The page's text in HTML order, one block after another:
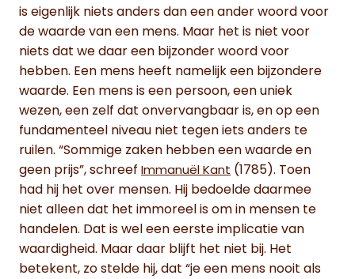
is eigenlijk niets anders dan een ander woord voor
de waarde van een mens. Maar het is niet voor
niets dat we daar een bijzonder woord voor
hebben. Een mens heeft namelijk een bijzondere
waarde. Een mens is een persoon, een uniek
wezen, een zelf dat onvervangbaar is, en op een
fundamenteel niveau niet tegen iets anders te
ruilen. “Sommige zaken hebben een waarde en
geen prijs”, schreef Immanuël Kant (1785). Toen
had hij het over mensen. Hij bedoelde daarmee
niet alleen dat het immoreel is om in mensen te
handelen. Dat is wel een eerste implicatie van
waardigheid. Maar daar blijft het niet bij. Het
betekent, zo stelde hij, dat “je een mens nooit als